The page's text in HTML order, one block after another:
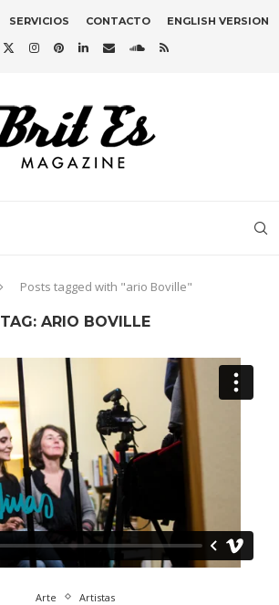
SERVICIOS CONTACTO ENGLISH VERSION
Posts tagged with "ario Boville"
TAG: ARIO BOVILLE
Arte Artistas